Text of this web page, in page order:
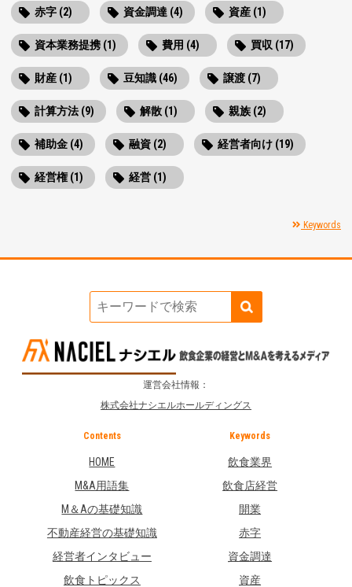
赤字 (2) 資金調達 (4) 資産 (1)
資本業務提携 (1) 費用 (4) 買収 (17)
財産 (1) 豆知識 (46) 譲渡 (7)
計算方法 (9) 解散 (1) 親族 (2)
補助金 (4) 融資 (2) 経営者向け (19)
経営権 (1) 経営 (1)
Keywords
運営会社情報：
株式会社ナシエルホールディングス
Contents
HOME
M&A用語集
M＆Aの基礎知識
不動産経営の基礎知識
経営者インタビュー
飲食トピックス
Keywords
飲食業界
飲食店経営
開業
赤字
資金調達
資産